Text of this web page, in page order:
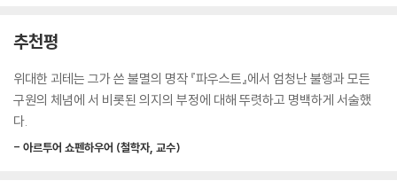
이렇게 떠오르지 않소?
당신의 눈을 들여다보고 있으면,
모든 것이 당신의 머리와 가슴으로 밀려들어와
영원한 비밀을 간직한 채
당신 곁에서 떠돌고 있질 않소?
추천평
위대한 괴테는 그가 쓴 불멸의 명작 『파우스트』에서 엄청난 불행과 모든
구원의 체념에 서 비롯된 의지의 부정에 대해 뚜렷하고 명백하게 서술했
다.
- 아르투어 쇼펜하우어 (철학자, 교수)